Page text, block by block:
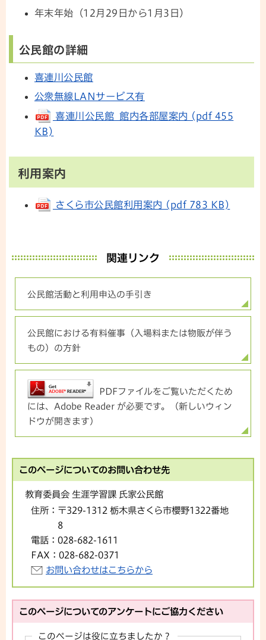
年末年始（12月29日から1月3日）
公民館の詳細
喜連川公民館
公衆無線LANサービス有
喜連川公民館 館内各部屋案内 (pdf 455
KB)
利用案内
さくら市公民館利用案内 (pdf 783 KB)
関連リンク
公民館活動と利用申込の手引き
公民館における有料催事（入場料または物販が伴う
もの）の方針
PDFファイルをご覧いただくため
には、Adobe Reader が必要です。（新しいウィン
ドウが開きます）
このページについてのお問い合わせ先
教育委員会 生涯学習課 氏家公民館
住所： 〒329-1312 栃木県さくら市櫻野1322番地
8
電話： 028-682-1611
FAX： 028-682-0371
お問い合わせはこちらから
このページについてのアンケートにご協力ください
このページは役に立ちましたか？